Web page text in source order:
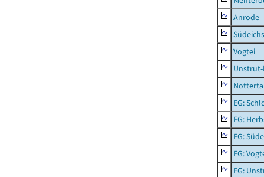
Anrode
Vogtei
EG:
EG:
EG:
EG:
EG: